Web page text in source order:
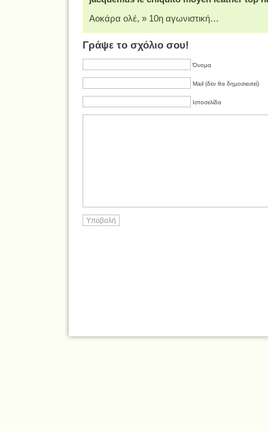
Αοκάρα ολέ, » 10η αγωνιστική…
Γράψε το σχόλιο σου!
Όνομα
Mail (δεν θα δημοσιευτεί)
Ιστοσελίδα